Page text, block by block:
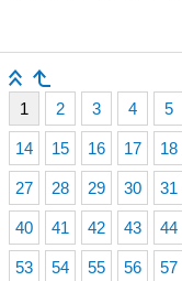
1 2 3 4 5
14 15 16 17 18
27 28 29 30 31
40 41 42 43 44
53 54 55 56 57